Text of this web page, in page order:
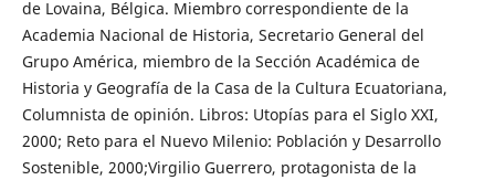
de Lovaina, Bélgica. Miembro correspondiente de la
Academia Nacional de Historia, Secretario General del
Grupo América, miembro de la Sección Académica de
Historia y Geografía de la Casa de la Cultura Ecuatoriana,
Columnista de opinión. Libros: Utopías para el Siglo XXI,
2000; Reto para el Nuevo Milenio: Población y Desarrollo
Sostenible, 2000;Virgilio Guerrero, protagonista de la